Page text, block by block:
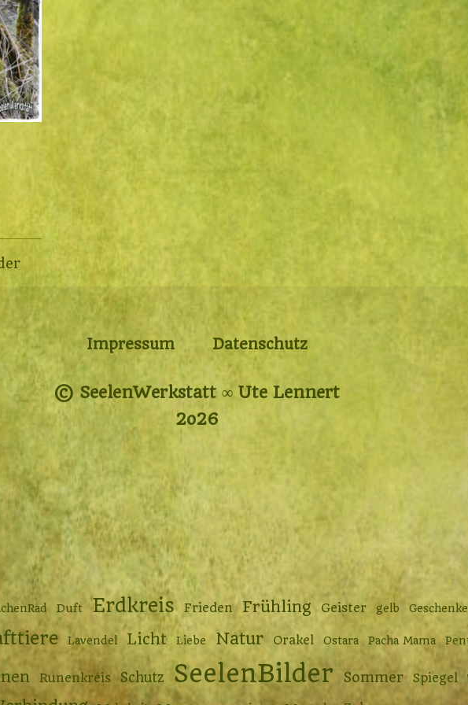
Impressum Datenschutz
© SeelenWerkstatt ∞ Ute Lennert
2o26
Duft Erdkreis Frieden Frühling Geister gelb Geschenke
Lavendel Licht Liebe Natur Orakel Ostara Pacha Mama
Runenkreis Schutz SeelenBilder Sommer Spiegel